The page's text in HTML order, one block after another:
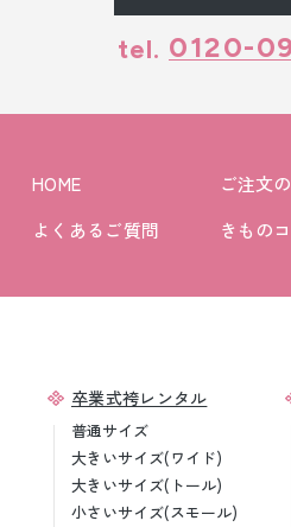
tel. 0120-
HOME ご注文
よくあるご質問
きもの
卒業式袴レンタル
普通サイズ
大きいサイズ(ワイド)
大きいサイズ(トール)
小さいサイズ(スモール)